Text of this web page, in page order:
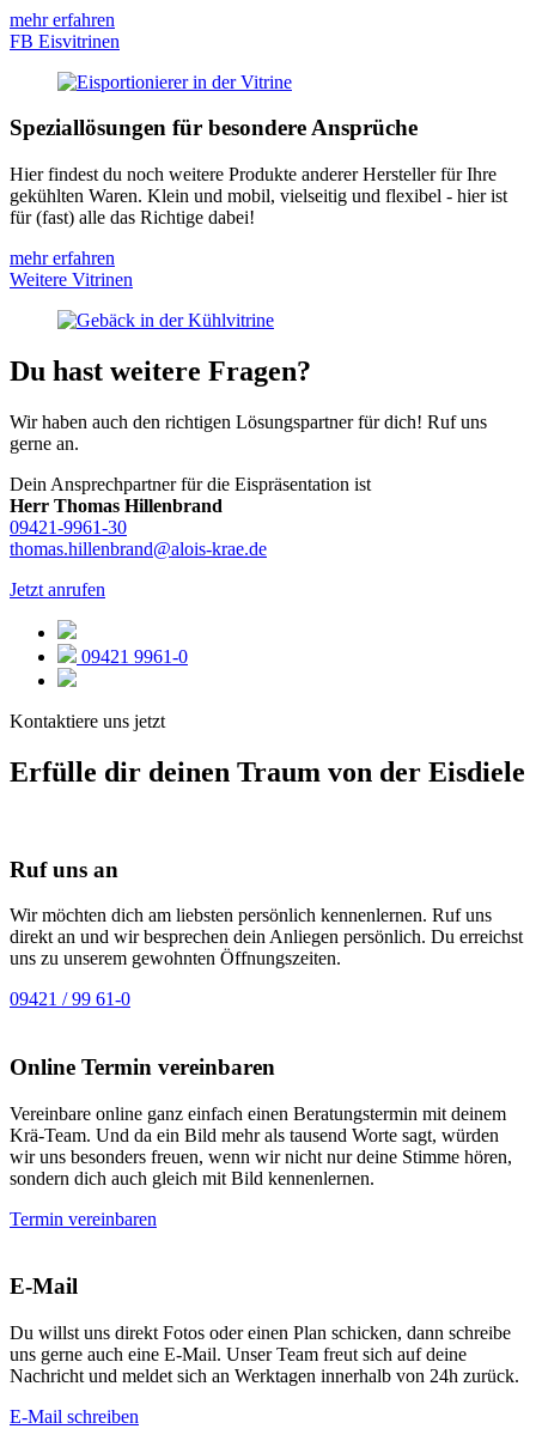
mehr erfahren
FB Eisvitrinen
Speziallösungen für besondere Ansprüche
Hier findest du noch weitere Produkte anderer Hersteller für Ihre
gekühlten Waren. Klein und mobil, vielseitig und flexibel - hier ist
für (fast) alle das Richtige dabei!
mehr erfahren
Weitere Vitrinen
Du hast weitere Fragen?
Wir haben auch den richtigen Lösungspartner für dich! Ruf uns
gerne an.
Dein Ansprechpartner für die Eispräsentation ist
Herr Thomas Hillenbrand
09421-9961-30
thomas.hillenbrand@alois-krae.de
Jetzt anrufen
09421 9961-0
Kontaktiere uns jetzt
Erfülle dir deinen Traum von der Eisdiele
Ruf uns an
Wir möchten dich am liebsten persönlich kennenlernen. Ruf uns
direkt an und wir besprechen dein Anliegen persönlich. Du erreichst
uns zu unserem gewohnten Öffnungszeiten.
09421 / 99 61-0
Online Termin vereinbaren
Vereinbare online ganz einfach einen Beratungstermin mit deinem
Krä-Team. Und da ein Bild mehr als tausend Worte sagt, würden
wir uns besonders freuen, wenn wir nicht nur deine Stimme hören,
sondern dich auch gleich mit Bild kennenlernen.
Termin vereinbaren
E-Mail
Du willst uns direkt Fotos oder einen Plan schicken, dann schreibe
uns gerne auch eine E-Mail. Unser Team freut sich auf deine
Nachricht und meldet sich an Werktagen innerhalb von 24h zurück.
E-Mail schreiben